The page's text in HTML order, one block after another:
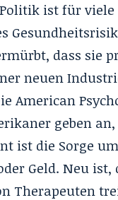
Politik ist für
dass sie
neuen
American
geben
ist die Sorge
Geld. Neu ist,
Therapeuten